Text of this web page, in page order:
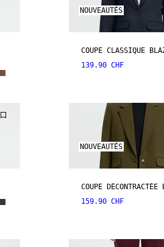
NOUVEAUTÉS
COUPE CLASSIQUE
139.90 CHF
NOUVEAUTÉS
COUPE DÉCONTRACTÉE
159.90 CHF